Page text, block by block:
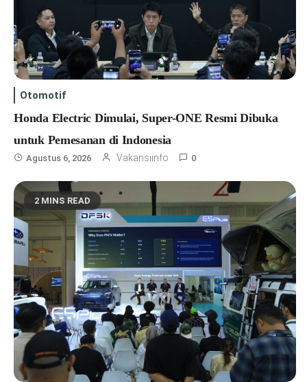
Otomotif
Honda Electric Dimulai, Super-ONE Resmi Dibuka
untuk Pemesanan di Indonesia
Agustus 6, 2026 Vakansiinfo 0
2 MINS READ